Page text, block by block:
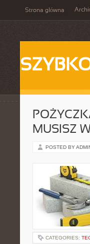
Strona główna
MUSISZ
POSTED BY
CATEGORIES: